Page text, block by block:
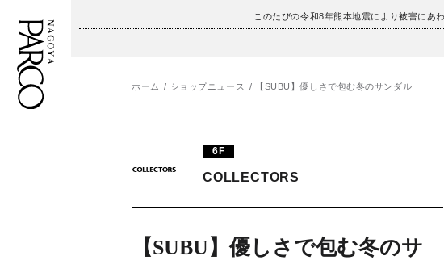
このたびの令和8年熊本地震により被害にあ
施設案内・アクセス
ホーム ショップニュース 【SUBU】優しさで包む冬のサンダル
6F
COLLECTORS
【SUBU】優しさで包む冬のサ